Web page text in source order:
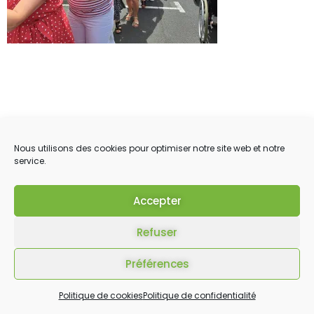
Nous utilisons des cookies pour optimiser notre site web et notre
service.
Accepter
Refuser
Préférences
Politique de cookiesPolitique de confidentialité